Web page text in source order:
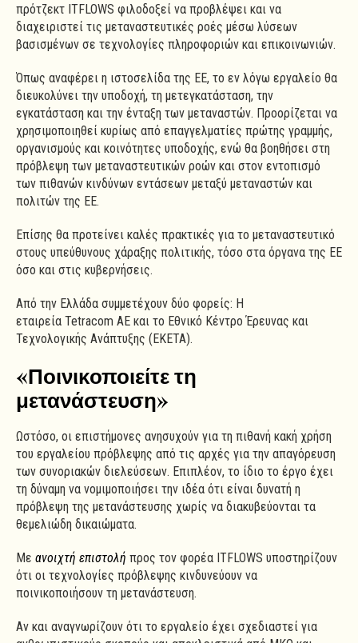
πρότζεκτ ITFLOWS φιλοδοξεί να προβλέψει και να
διαχειριστεί τις μεταναστευτικές ροές μέσω λύσεων
βασισμένων σε τεχνολογίες πληροφοριών και επικοινωνιών.
Όπως αναφέρει η ιστοσελίδα της ΕΕ, το εν λόγω εργαλείο θα
διευκολύνει την υποδοχή, τη μετεγκατάσταση, την
εγκατάσταση και την ένταξη των μεταναστών. Προορίζεται να
χρησιμοποιηθεί κυρίως από επαγγελματίες πρώτης γραμμής,
οργανισμούς και κοινότητες υποδοχής, ενώ θα βοηθήσει στη
πρόβλεψη των μεταναστευτικών ροών και στον εντοπισμό
των πιθανών κινδύνων εντάσεων μεταξύ μεταναστών και
πολιτών της ΕΕ.
Επίσης θα προτείνει καλές πρακτικές για το μεταναστευτικό
στους υπεύθυνους χάραξης πολιτικής, τόσο στα όργανα της ΕΕ
όσο και στις κυβερνήσεις.
Από την Ελλάδα συμμετέχουν δύο φορείς: Η
εταιρεία Tetracom AE και το Εθνικό Κέντρο Έρευνας και
Τεχνολογικής Ανάπτυξης (ΕΚΕΤΑ).
«Ποινικοποιείτε τη
μετανάστευση»
Ωστόσο, οι επιστήμονες ανησυχούν για τη πιθανή κακή χρήση
του εργαλείου πρόβλεψης από τις αρχές για την απαγόρευση
των συνοριακών διελεύσεων. Επιπλέον, το ίδιο το έργο έχει
τη δύναμη να νομιμοποιήσει την ιδέα ότι είναι δυνατή η
πρόβλεψη της μετανάστευσης χωρίς να διακυβεύονται τα
θεμελιώδη δικαιώματα.
Με ανοιχτή επιστολή προς τον φορέα ITFLOWS υποστηρίζουν
ότι οι τεχνολογίες πρόβλεψης κινδυνεύουν να
ποινικοποιήσουν τη μετανάστευση.
Αν και αναγνωρίζουν ότι το εργαλείο έχει σχεδιαστεί για